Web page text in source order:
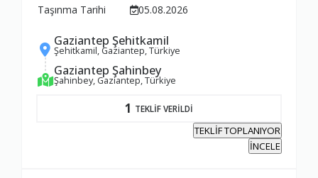
Taşınma Tarihi
05.08.2026
Gaziantep Şehitkamil
Şehitkamil, Gaziantep, Türkiye
Gaziantep Şahinbey
Şahinbey, Gaziantep, Türkiye
1 TEKLİF VERİLDİ
TEKLİF TOPLANIYOR
İNCELE